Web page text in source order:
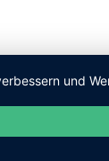
und